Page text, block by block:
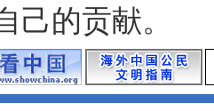
己的贡献。